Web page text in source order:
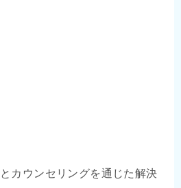
カウンセリングを通じた解決